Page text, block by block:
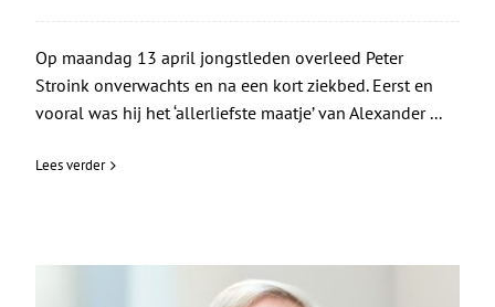
Op maandag 13 april jongstleden overleed Peter
Stroink onverwachts en na een kort ziekbed. Eerst en
vooral was hij het ‘allerliefste maatje’ van Alexander ...
Lees verder